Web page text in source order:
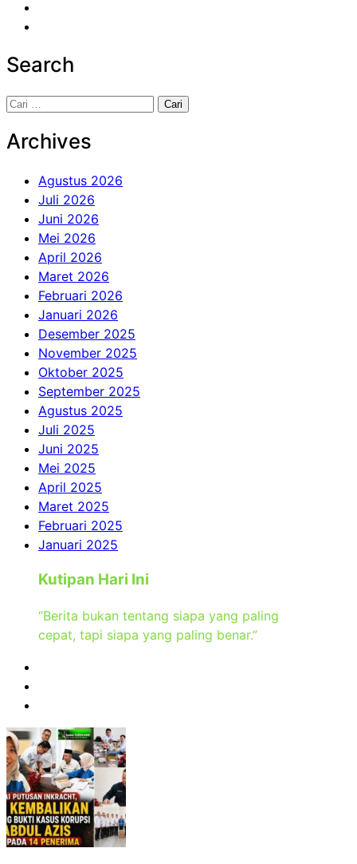
Search
Cari
Archives
Agustus 2026
Juli 2026
Juni 2026
Mei 2026
April 2026
Maret 2026
Februari 2026
Januari 2026
Desember 2025
November 2025
Oktober 2025
September 2025
Agustus 2025
Juli 2025
Juni 2025
Mei 2025
April 2025
Maret 2025
Februari 2025
Januari 2025
Kutipan Hari Ini
“Berita bukan tentang siapa yang paling
cepat, tapi siapa yang paling benar.”